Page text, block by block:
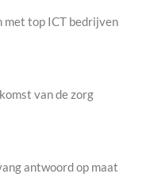
met top ICT bedrijven
van de zorg
antwoord op maat